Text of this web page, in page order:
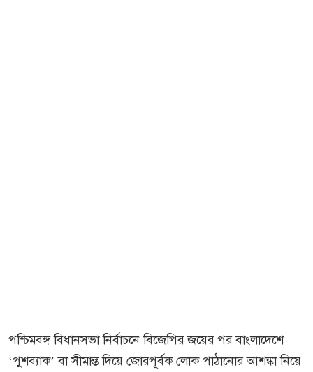
পশ্চিমবঙ্গ বিধানসভা নির্বাচনে বিজেপির জয়ের পর বাংলাদেশে
‘পুশব্যাক’ বা সীমান্ত দিয়ে জোরপূর্বক লোক পাঠানোর আশঙ্কা নিয়ে